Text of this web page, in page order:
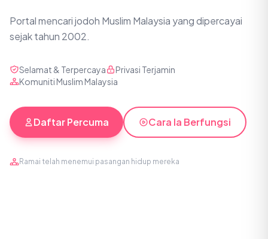
Portal mencari jodoh Muslim Malaysia yang dipercayai
sejak tahun 2002.
Selamat & Terpercaya
Privasi Terjamin
Komuniti Muslim Malaysia
Daftar Percuma Cara Ia Berfungsi
Ramai telah menemui pasangan hidup mereka